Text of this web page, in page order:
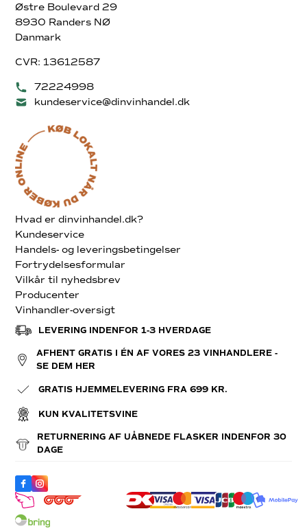
Østre Boulevard 29
8930 Randers NØ
Danmark
CVR: 13612587
72224998
kundeservice@dinvinhandel.dk
Hvad er dinvinhandel.dk?
Kundeservice
Handels- og leveringsbetingelser
Fortrydelsesformular
Vilkår til nyhedsbrev
Producenter
Vinhandler-oversigt
LEVERING INDENFOR 1-3 HVERDAGE
AFHENT GRATIS I ÉN AF VORES 23 VINHANDLERE -
SE DEM HER
GRATIS HJEMMELEVERING FRA 699 KR.
KUN KVALITETSVINE
RETURNERING AF UÅBNEDE FLASKER INDENFOR 30
DAGE